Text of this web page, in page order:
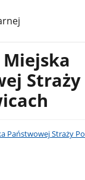
Państwowej Straży